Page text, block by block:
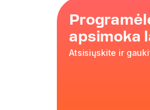
apsimoka
Atsisiųskite ir